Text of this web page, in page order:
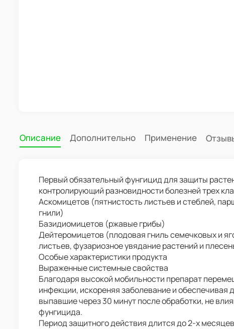
Описание Дополнительно Применение
Первый обязательный фунгицид для защиты
контролирующий разновидности болезней трех
Аскомицетов (пятнистость листьев и стеблей,
гнили)
Базидиомицетов (ржавые грибы)
Дейтеромицетов (плодовая гниль семечковых и
листьев, фузариозное увядание растений и
Особые характеристики продукта
Выраженные системные свойства
Благодаря высокой мобильности препарат
инфекции, искореняя заболевание и обеспечивая
выпавшие через 30 минут после обработки, не
фунгицида.
Период защитного действия длится до 2-х